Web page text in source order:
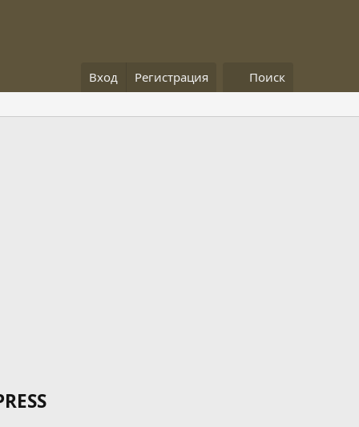
Вход Регистрация Поиск